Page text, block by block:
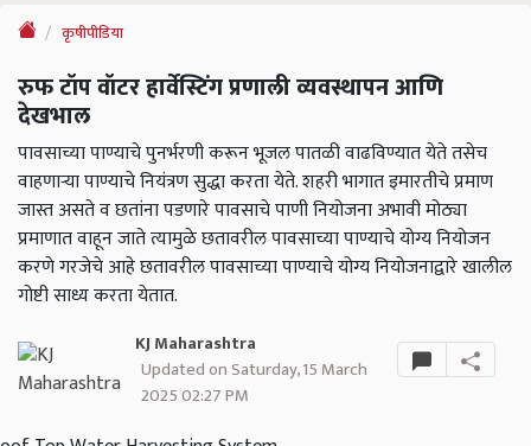
कृषीपीडिया
रुफ टॉप वॉटर हार्वेस्टिंग प्रणाली व्यवस्थापन आणि
देखभाल
पावसाच्या पाण्याचे पुनर्भरणी करून भूजल पातळी वाढविण्यात येते तसेच
वाहणाऱ्या पाण्याचे नियंत्रण सुद्धा करता येते. शहरी भागात इमारतीचे प्रमाण
जास्त असते व छतांना पडणारे पावसाचे पाणी नियोजना अभावी मोठ्या
प्रमाणात वाहून जाते त्यामुळे छतावरील पावसाच्या पाण्याचे योग्य नियोजन
करणे गरजेचे आहे छतावरील पावसाच्या पाण्याचे योग्य नियोजनाद्वारे खालील
गोष्टी साध्य करता येतात.
KJ Maharashtra
Updated on Saturday, 15 March
2025 02:27 PM